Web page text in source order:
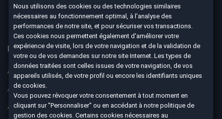
4.7
8590 avis Google
Nos 67 agences à votre service dans toute la France
Aix-en-Provence
Ajaccio
Albertville
Angoulême
Aurillac
Nous utilisons des cookies ou des technologies similaires
nécessaires au fonctionnement optimal, à l'analyse des
performances de notre site, et pour sécuriser vos transactions.
Ces cookies nous permettent également d'améliorer votre
expérience de visite, lors de votre navigation et de la validation de
votre ou de vos demandes sur notre site Internet. Les types de
données traitées sont celles issues de votre navigation, de vos
appareils utilisés, de votre profil ou encore les identifiants uniques
de cookies.
Vous pouvez révoquer votre consentement à tout moment en
cliquant sur "Personnaliser" ou en accédant à notrepolitique de
gestion des cookies . Certains cookies nécessaires au